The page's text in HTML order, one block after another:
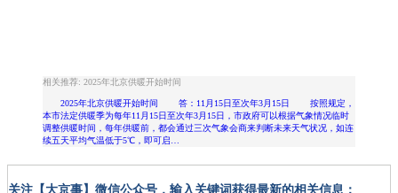
相关推荐: 2025年北京供暖开始时间
2025年北京供暖开始时间 答：11月15日至次年3月15日 按照规定，
本市法定供暖季为每年11月15日至次年3月15日，市政府可以根据气象情况临时
调整供暖时间，每年供暖前，都会通过三次气象会商来判断未来天气状况，如连
续五天平均气温低于5℃，即可启…
关注【大京事】微信公众号，输入关键词获得最新的相关信息：